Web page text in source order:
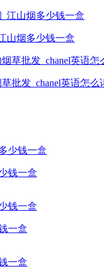
山烟多少钱一盒
批发_chanel英语怎么
钱一盒
一盒